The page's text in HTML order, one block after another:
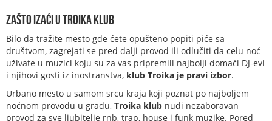
Zašto izaći u Troika klub
Bilo da tražite mesto gde ćete opušteno popiti piće sa
društvom, zagrejati se pred dalji provod ili odlučiti da celu noć
uživate u muzici koju su za vas pripremili najbolji domaći DJ-evi
i njihovi gosti iz inostranstva, klub Troika je pravi izbor.
Urbano mesto u samom srcu kraja koji poznat po najboljem
noćnom provodu u gradu, Troika klub nudi nezaboravan
provod za sve ljubitelje rnb, trap, house i funk muzike. Pored